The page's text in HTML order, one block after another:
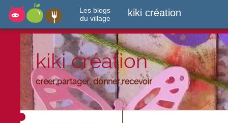
Les blogs
du village
kiki création
kiki création
creer,partager, donner,recevoir